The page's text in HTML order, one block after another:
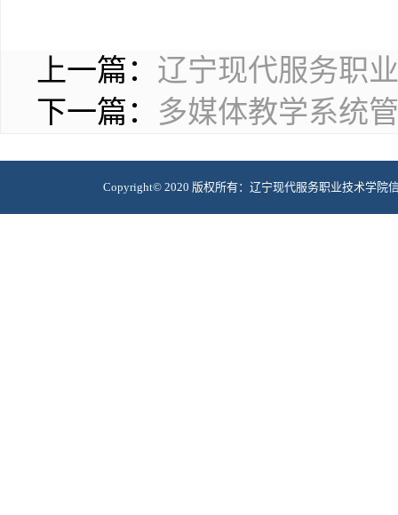
上一篇： 辽宁现代服务职
下一篇： 多媒体教学系统
Copyright© 2020 版权所有：辽宁现代服务职业技术学